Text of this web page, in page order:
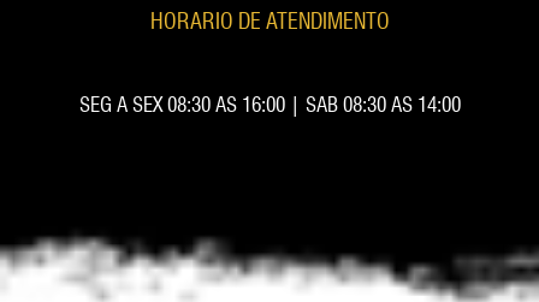
HORARIO DE ATENDIMENTO
SEG A SEX 08:30 AS 16:00 | SAB 08:30 AS 14:00